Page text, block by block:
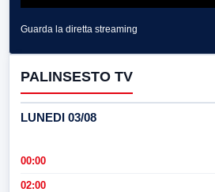
Guarda la diretta streaming
PALINSESTO TV
LUNEDI 03/08
00:00
02:00